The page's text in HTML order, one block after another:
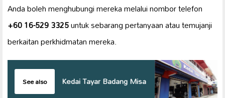
Anda boleh menghubungi mereka melalui nombor telefon
+60 16-529 3325untuk sebarang pertanyaan atau temujanji
berkaitan perkhidmatan mereka.
See also Kedai Tayar Badang Misa